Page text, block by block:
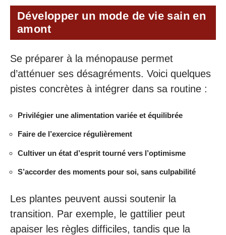
Développer un mode de vie sain en
amont
Se préparer à la ménopause permet
d’atténuer ses désagréments. Voici quelques
pistes concrètes à intégrer dans sa routine :
Privilégier une alimentation variée et équilibrée
Faire de l’exercice régulièrement
Cultiver un état d’esprit tourné vers l’optimisme
S’accorder des moments pour soi, sans culpabilité
Les plantes peuvent aussi soutenir la
transition. Par exemple, le gattilier peut
apaiser les règles difficiles, tandis que la